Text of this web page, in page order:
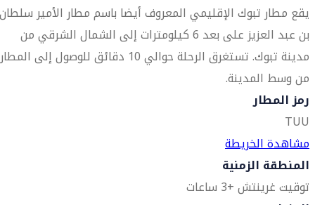
يقع مطار تبوك الإقليمي المعروف أيضا باسم مطار الأمير سلطان
بن عبد العزيز على بعد 6 كيلومترات إلى الشمال الشرقي من
مدينة تبوك. تستغرق الرحلة حوالي 10 دقائق للوصول إلى المطار
من وسط المدينة.
رمز المطار
TUU
مشاهدة الخريطة
المنطقة الزمنية
توقيت غرينتش +3 ساعات